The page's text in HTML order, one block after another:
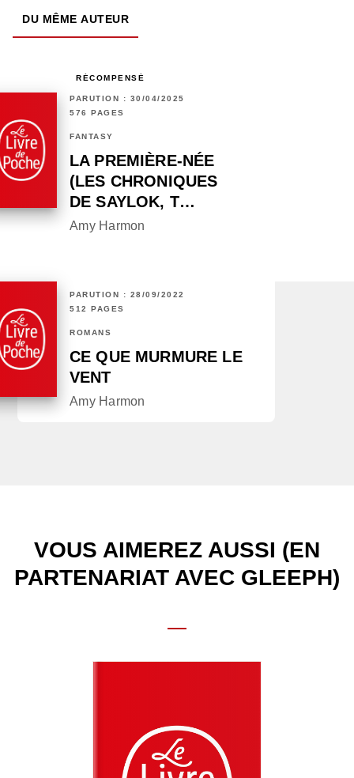
DU MÊME AUTEUR
RÉCOMPENSÉ
PARUTION : 30/04/2025
576 PAGES
FANTASY
LA PREMIÈRE-NÉE
(LES CHRONIQUES
DE SAYLOK, T…
Amy Harmon
PARUTION : 28/09/2022
512 PAGES
ROMANS
CE QUE MURMURE LE
VENT
Amy Harmon
VOUS AIMEREZ AUSSI (EN
PARTENARIAT AVEC GLEEPH)